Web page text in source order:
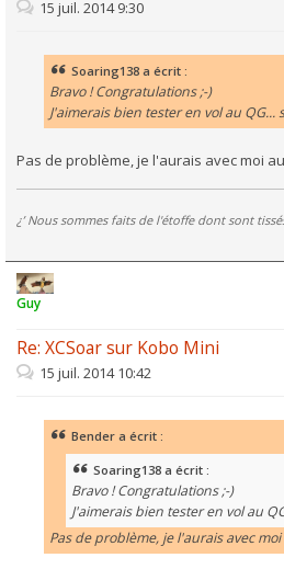
15 juil. 2014 9:30
Soaring138 a écrit :
Bravo ! Congratulations ;-)
J'aimerais bien tester en vol au QG...
Pas de problème, je l'aurais avec moi
¿’ Nous sommes faits de l'étoffe dont sont
Guy
Re: XCSoar sur Kobo Mini
15 juil. 2014 10:42
Bender a écrit :
Soaring138 a écrit :
Bravo ! Congratulations ;-)
J'aimerais bien tester en vol au
Pas de problème, je l'aurais avec